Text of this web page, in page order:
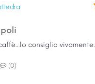
consiglio vivamente.
0